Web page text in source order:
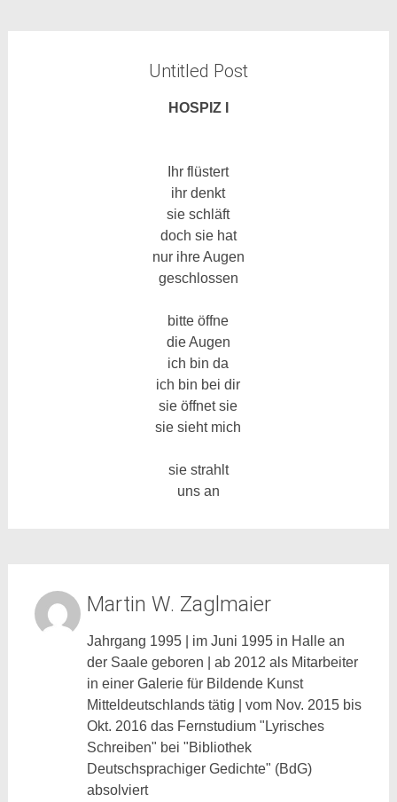
Untitled Post
HOSPIZ I
Ihr flüstert
ihr denkt
sieschläft
doch sie hat
nur ihre Augen
geschlossen
bitte öffne
die Augen
ich bin da
ich bin bei dir
sie öffnet sie
sie sieht mich
sie strahlt
uns an
Martin W. Zaglmaier
Jahrgang 1995 | im Juni 1995 in Halle an
der Saale geboren | ab 2012 als Mitarbeiter
in einer Galerie für Bildende Kunst
Mitteldeutschlands tätig | vom Nov. 2015 bis
Okt. 2016 das Fernstudium "Lyrisches
Schreiben" bei "Bibliothek
Deutschsprachiger Gedichte" (BdG)
absolviert